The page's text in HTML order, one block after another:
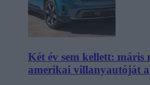
Két év sem kellett:
amerikai villanyautóját